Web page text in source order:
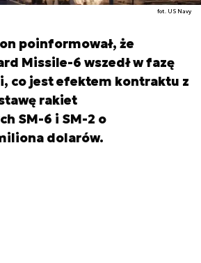
fot. US Navy
poinformował, że
Missile-6 wszedł w fazę
co jest efektem kontraktu z
rakiet
SM-6 i SM-2 o
dolarów.